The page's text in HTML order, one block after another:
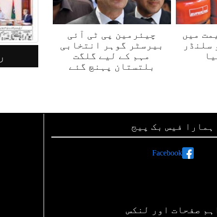
میں
سلنڈر
چیئرمین پی ٹی آئی
بیرسٹر گوہر انتخابی
مہم کے لیے گلگت
بلتستان پہنچ گئے
لاہور 09 مئی 2026
ہمارا فیس بک پیج
Facebook
صفحات اور لنکس